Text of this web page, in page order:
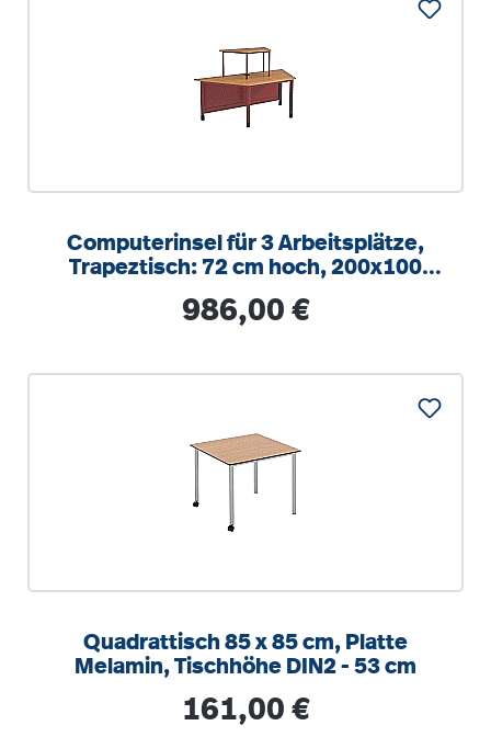
Computerinsel für 3 Arbeitsplätze,
Trapeztisch: 72 cm hoch, 200x100
Regulärer Preis:
986,00 €
Quadrattisch 85 x 85 cm, Platte
Melamin, Tischhöhe DIN2 - 53 cm
Regulärer Preis:
161,00 €